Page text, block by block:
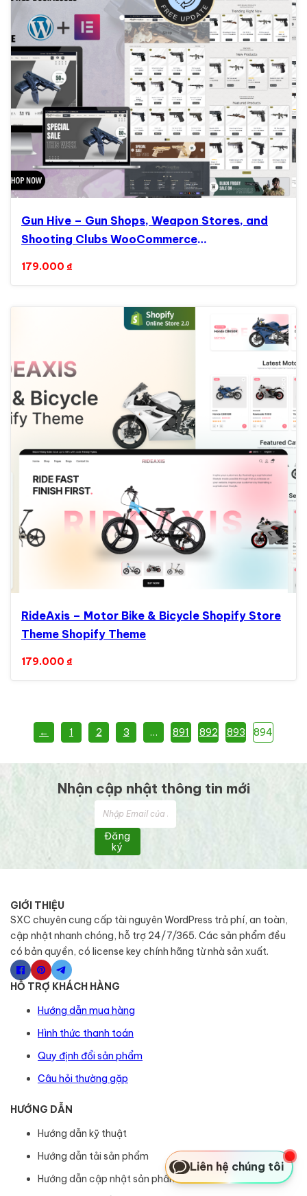
Gun Hive – Gun Shops, Weapon Stores, and
Shooting Clubs WooCommerce
179.000 ₫
RideAxis – Motor Bike & Bicycle Shopify Store
Theme Shopify Theme
179.000 ₫
← 1 2 3 … 891 892 893 894
Nhận cập nhật thông tin mới
Đăng
ký
GIỚI THIỆU
SXC chuyên cung cấp tài nguyên WordPress trả phí, an toàn,
cập nhật nhanh chóng, hỗ trợ 24/7/365. Các sản phẩm đều
có bản quyền, có license key chính hãng từ nhà sản xuất.
HỖ TRỢ KHÁCH HÀNG
Hướng dẫn mua hàng
Hình thức thanh toán
Quy định đổi sản phẩm
Câu hỏi thường gặp
HƯỚNG DẪN
Hướng dẫn kỹ thuật
Hướng dẫn tải sản phẩm
Hướng dẫn cập nhật sản phẩm
Liên hệ chúng tôi